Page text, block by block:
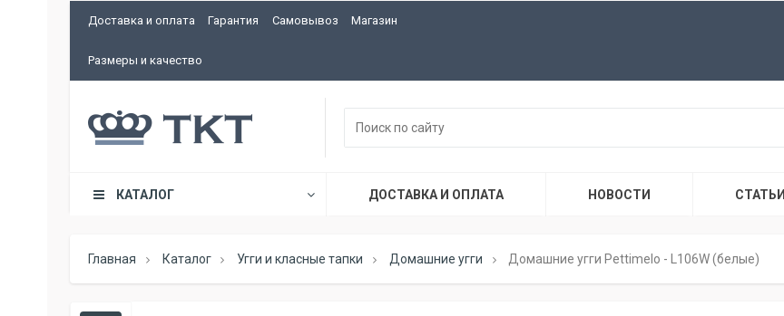
Доставка и оплата Гарантия Самовывоз Магазин
Размеры и качество
КАТАЛОГ ДОСТАВКА И ОПЛАТА НОВОСТИ СТАТЬИ
Главная Каталог Угги и класные тапки Домашние угги Домашние угги Pettimelo - L106W (белые)